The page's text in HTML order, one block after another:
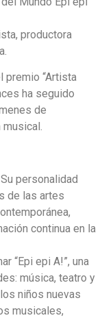
productora
premio “Artista
ha seguido
de
personalidad
de las artes
continua en la
“Epi epi A!”, una
música, teatro y
niños nuevas
musicales,